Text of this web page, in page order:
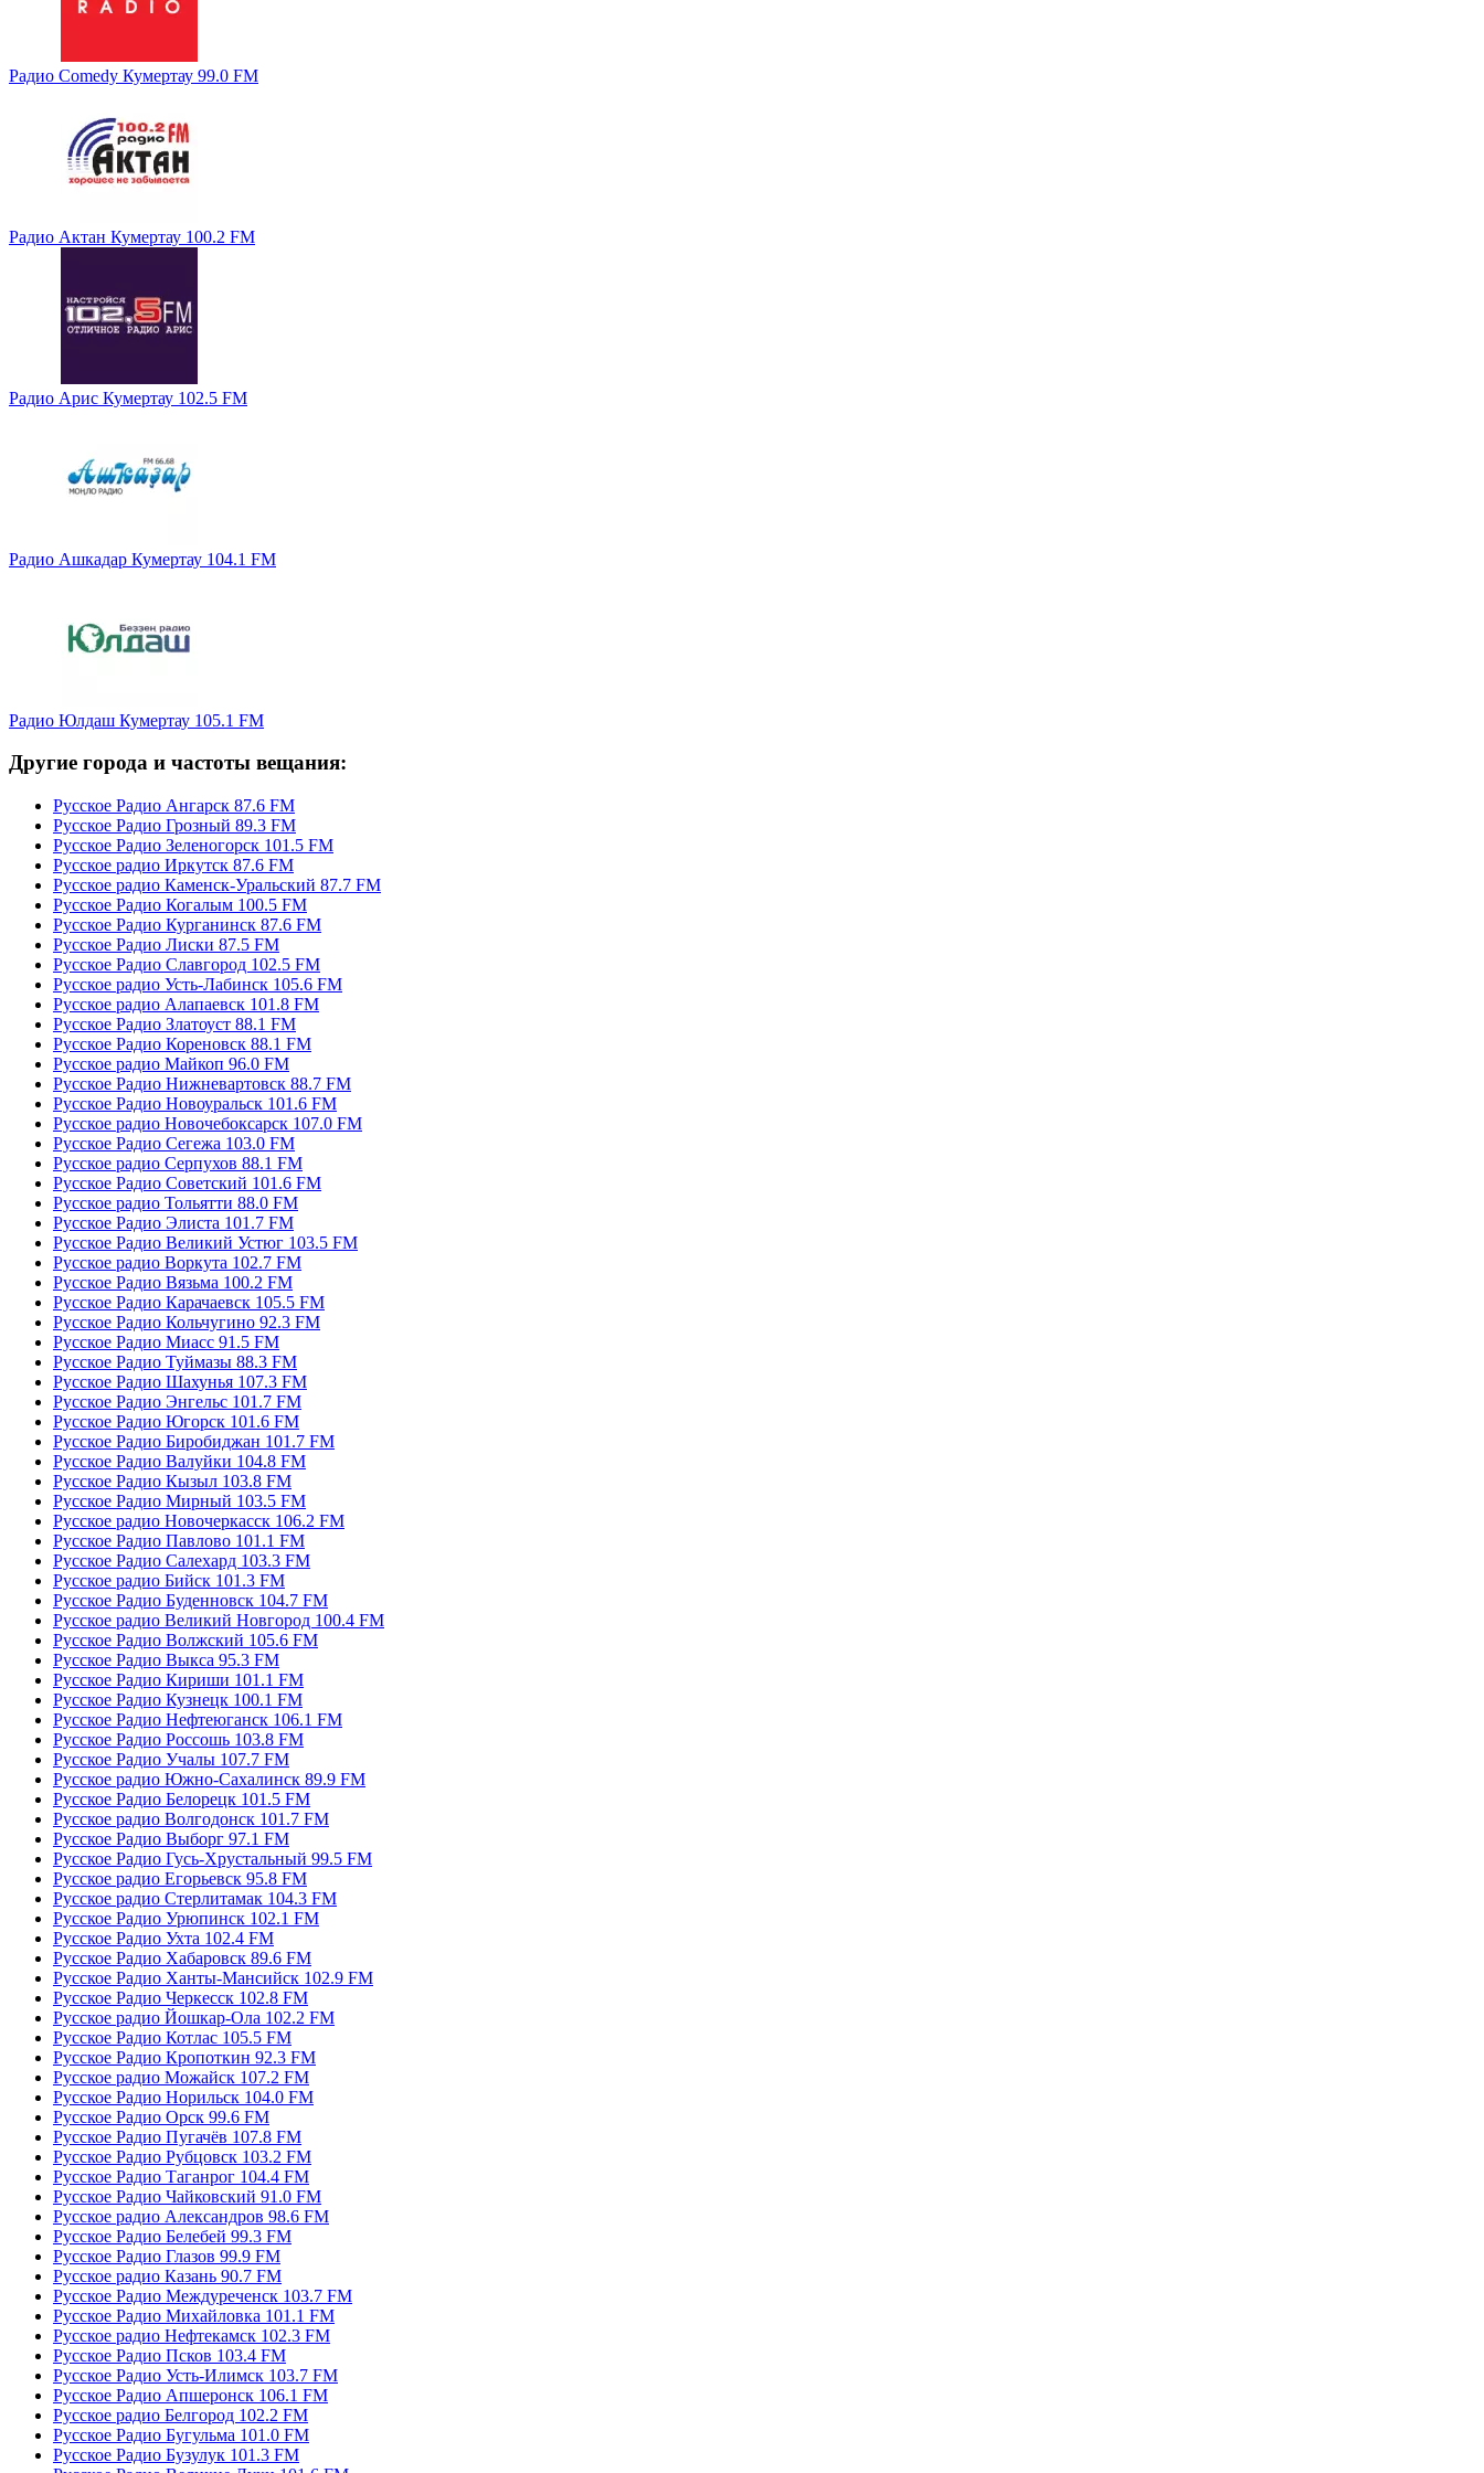
Радио Comedy Кумертау 99.0 FM
Радио Актан Кумертау 100.2 FM
Радио Арис Кумертау 102.5 FM
Радио Ашкадар Кумертау 104.1 FM
Радио Юлдаш Кумертау 105.1 FM
Другие города и частоты вещания:
Русское Радио Ангарск 87.6 FM
Русское Радио Грозный 89.3 FM
Русское Радио Зеленогорск 101.5 FM
Русское радио Иркутск 87.6 FM
Русское радио Каменск-Уральский 87.7 FM
Русское Радио Когалым 100.5 FM
Русское Радио Курганинск 87.6 FM
Русское Радио Лиски 87.5 FM
Русское Радио Славгород 102.5 FM
Русское радио Усть-Лабинск 105.6 FM
Русское радио Алапаевск 101.8 FM
Русское Радио Златоуст 88.1 FM
Русское Радио Кореновск 88.1 FM
Русское радио Майкоп 96.0 FM
Русское Радио Нижневартовск 88.7 FM
Русское Радио Новоуральск 101.6 FM
Русское радио Новочебоксарск 107.0 FM
Русское Радио Сегежа 103.0 FM
Русское радио Серпухов 88.1 FM
Русское Радио Советский 101.6 FM
Русское радио Тольятти 88.0 FM
Русское Радио Элиста 101.7 FM
Русское Радио Великий Устюг 103.5 FM
Русское радио Воркута 102.7 FM
Русское Радио Вязьма 100.2 FM
Русское Радио Карачаевск 105.5 FM
Русское Радио Кольчугино 92.3 FM
Русское Радио Миасс 91.5 FM
Русское Радио Туймазы 88.3 FM
Русское Радио Шахунья 107.3 FM
Русское Радио Энгельс 101.7 FM
Русское Радио Югорск 101.6 FM
Русское Радио Биробиджан 101.7 FM
Русское Радио Валуйки 104.8 FM
Русское Радио Кызыл 103.8 FM
Русское Радио Мирный 103.5 FM
Русское радио Новочеркасск 106.2 FM
Русское Радио Павлово 101.1 FM
Русское Радио Салехард 103.3 FM
Русское радио Бийск 101.3 FM
Русское Радио Буденновск 104.7 FM
Русское радио Великий Новгород 100.4 FM
Русское Радио Волжский 105.6 FM
Русское Радио Выкса 95.3 FM
Русское Радио Кириши 101.1 FM
Русское Радио Кузнецк 100.1 FM
Русское Радио Нефтеюганск 106.1 FM
Русское Радио Россошь 103.8 FM
Русское Радио Учалы 107.7 FM
Русское радио Южно-Сахалинск 89.9 FM
Русское Радио Белорецк 101.5 FM
Русское радио Волгодонск 101.7 FM
Русское Радио Выборг 97.1 FM
Русское Радио Гусь-Хрустальный 99.5 FM
Русское радио Егорьевск 95.8 FM
Русское радио Стерлитамак 104.3 FM
Русское Радио Урюпинск 102.1 FM
Русское Радио Ухта 102.4 FM
Русское Радио Хабаровск 89.6 FM
Русское Радио Ханты-Мансийск 102.9 FM
Русское Радио Черкесск 102.8 FM
Русское радио Йошкар-Ола 102.2 FM
Русское Радио Котлас 105.5 FM
Русское Радио Кропоткин 92.3 FM
Русское радио Можайск 107.2 FM
Русское Радио Норильск 104.0 FM
Русское Радио Орск 99.6 FM
Русское Радио Пугачёв 107.8 FM
Русское Радио Рубцовск 103.2 FM
Русское Радио Таганрог 104.4 FM
Русское Радио Чайковский 91.0 FM
Русское радио Александров 98.6 FM
Русское Радио Белебей 99.3 FM
Русское Радио Глазов 99.9 FM
Русское радио Казань 90.7 FM
Русское Радио Междуреченск 103.7 FM
Русское Радио Михайловка 101.1 FM
Русское радио Нефтекамск 102.3 FM
Русское Радио Псков 103.4 FM
Русское Радио Усть-Илимск 103.7 FM
Русское Радио Апшеронск 106.1 FM
Русское радио Белгород 102.2 FM
Русское Радио Бугульма 101.0 FM
Русское Радио Бузулук 101.3 FM